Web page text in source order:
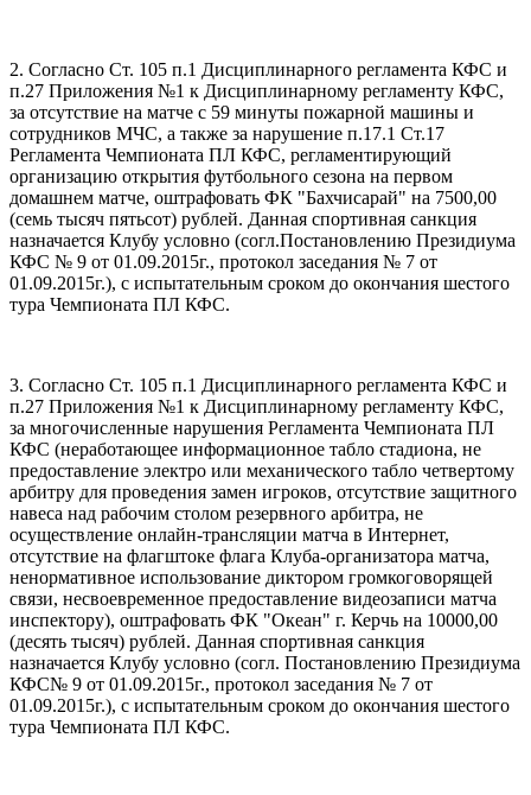
2. Согласно Ст. 105 п.1 Дисциплинарного регламента КФС и
п.27 Приложения №1 к Дисциплинарному регламенту КФС,
за отсутствие на матче с 59 минуты пожарной машины и
сотрудников МЧС, а также за нарушение п.17.1 Ст.17
Регламента Чемпионата ПЛ КФС, регламентирующий
организацию открытия футбольного сезона на первом
домашнем матче, оштрафовать ФК "Бахчисарай" на 7500,00
(семь тысяч пятьсот) рублей. Данная спортивная санкция
назначается Клубу условно (согл.Постановлению Президиума
КФС № 9 от 01.09.2015г., протокол заседания № 7 от
01.09.2015г.), с испытательным сроком до окончания шестого
тура Чемпионата ПЛ КФС.
3. Согласно Ст. 105 п.1 Дисциплинарного регламента КФС и
п.27 Приложения №1 к Дисциплинарному регламенту КФС,
за многочисленные нарушения Регламента Чемпионата ПЛ
КФС (неработающее информационное табло стадиона, не
предоставление электро или механического табло четвертому
арбитру для проведения замен игроков, отсутствие защитного
навеса над рабочим столом резервного арбитра, не
осуществление онлайн-трансляции матча в Интернет,
отсутствие на флагштоке флага Клуба-организатора матча,
ненормативное использование диктором громкоговорящей
связи, несвоевременное предоставление видеозаписи матча
инспектору), оштрафовать ФК "Океан" г. Керчь на 10000,00
(десять тысяч) рублей. Данная спортивная санкция
назначается Клубу условно (согл. Постановлению Президиума
КФС№ 9 от 01.09.2015г., протокол заседания № 7 от
01.09.2015г.), с испытательным сроком до окончания шестого
тура Чемпионата ПЛ КФС.